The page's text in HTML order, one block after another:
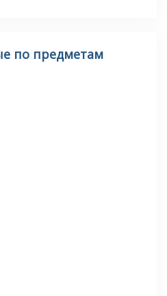
по предметам